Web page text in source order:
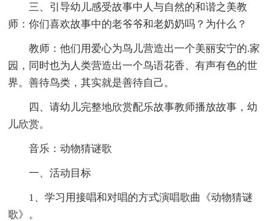
三、引导幼儿感受故事中人与自然的和谐之美教
师：你们喜欢故事中的老爷爷和老奶奶吗？为什么？
教师：他们用爱心为鸟儿营造出一个美丽安宁的.家
园，同时也为人类营造出一个鸟语花香、有声有色的世
界。善待鸟类，其实就是善待自己。
四、请幼儿完整地欣赏配乐故事教师播放故事，幼
儿欣赏。
音乐：动物猜谜歌
一、活动目标
1、学习用接唱和对唱的方式演唱歌曲《动物猜谜
歌》。